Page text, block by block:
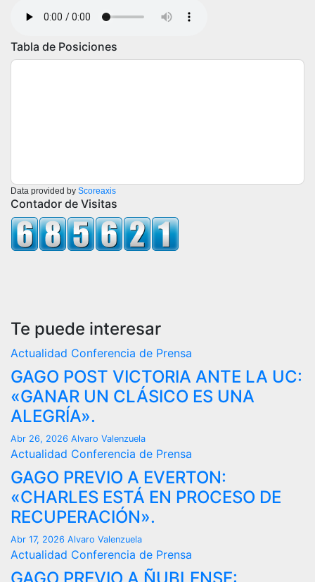
Tabla de Posiciones
Data provided by Scoreaxis
Contador de Visitas
Te puede interesar
Actualidad Conferencia de Prensa
GAGO POST VICTORIA ANTE LA UC:
«GANAR UN CLÁSICO ES UNA
ALEGRÍA».
Abr 26, 2026 Alvaro Valenzuela
Actualidad Conferencia de Prensa
GAGO PREVIO A EVERTON:
«CHARLES ESTÁ EN PROCESO DE
RECUPERACIÓN».
Abr 17, 2026 Alvaro Valenzuela
Actualidad Conferencia de Prensa